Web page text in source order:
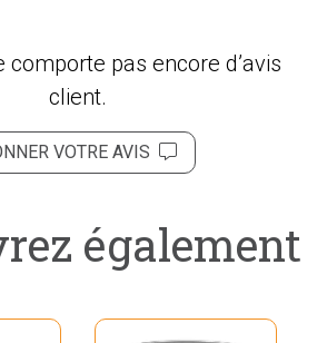
comporte pas encore d’avis
client.
VOTRE AVIS
également